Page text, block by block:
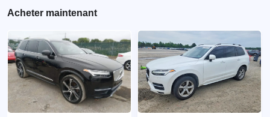
Acheter maintenant